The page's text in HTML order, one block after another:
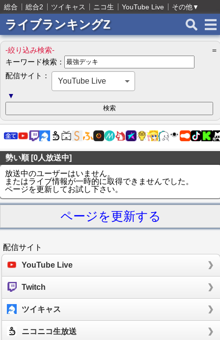
総合 総合2 ツイキャス ニコ生 YouTube Live その他▼
ライブランキングZ
-絞り込み検索-
＝
キーワード検索：
配信サイト：
YouTube Live
▼
勢い順 [0人放送中]
放送中のユーザーはいません。
またはライブ情報が一時的に取得できませんでした。
ページを更新してお試し下さい。
ページを更新する
配信サイト
YouTube Live
Twitch
ツイキャス
ニコニコ生放送